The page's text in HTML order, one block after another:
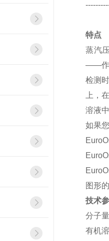
特点
蒸汽
——作
检测
上，
溶液
如果
图形
技术
分子
有机